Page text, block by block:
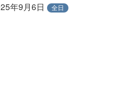
年9月6日 全日